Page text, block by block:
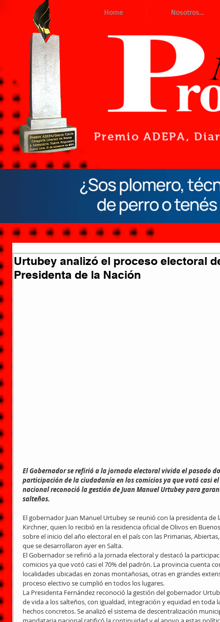
Home Nosotros...
Premio ADEPA,
Urtubey analizó el proceso electoral
Presidenta de la Nación
El Gobernador se refirió a la jornada electoral vivida el pasado
participación de la ciudadanía en los comicios ya que votó casi
nacional reconoció la gestión de Juan Manuel Urtubey para
salteños.
El gobernador Juan Manuel Urtubey se reunió con la presidenta de
Kirchner, quien lo recibió en la residencia oficial de Olivos en
sobre el inicio del año electoral en el país con las Primarias,
que se desarrollaron ayer en Salta.
El Gobernador se refirió a la jornada electoral y destacó la
comicios ya que votó casi el 70% del padrón. La provincia cuenta
localidades ubicadas en zonas montañosas, otras en grandes
proceso electivo se cumplió en todos los lugares.
La Presidenta Fernández reconoció la gestión del gobernador
de vida a los salteños, con igualdad, integración y equidad en toda
hechos concretos. Se analizó el sistema de descentralización